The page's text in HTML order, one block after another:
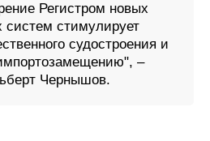
Регистром новых
систем стимулирует
судостроения и
–
Чернышов.